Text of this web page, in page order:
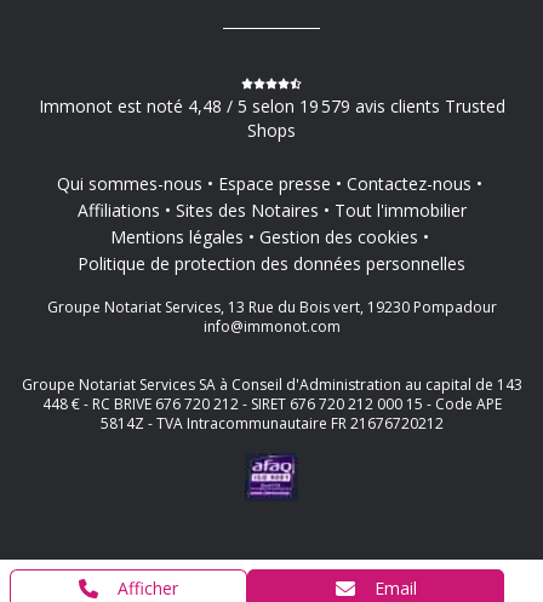
Afficher Email
Immonot est noté 4,48 / 5 selon 19 579 avis clients Trusted
Shops
Qui sommes-nous Espace presse
Contactez-nous
Affiliations
Sites des Notaires
Tout l'immobilier
Mentions légales
Gestion des cookies
Politique de protection des données personnelles
Groupe Notariat Services, 13 Rue du Bois vert, 19230 Pompadour
info@immonot.com
Groupe Notariat Services SA à Conseil d'Administration au capital de 143
448 € - RC BRIVE 676 720 212 - SIRET 676 720 212 000 15 - Code APE
5814Z - TVA Intracommunautaire FR 21676720212